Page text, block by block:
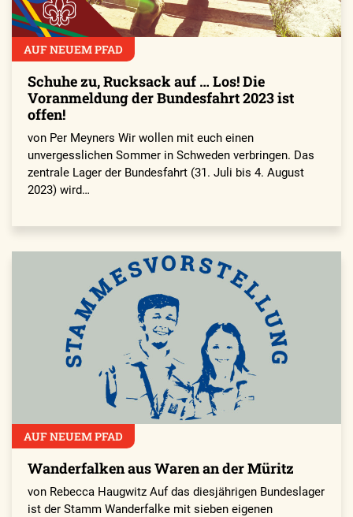
AUF NEUEM PFAD
Schuhe zu, Rucksack auf … Los! Die
Voranmeldung der Bundesfahrt 2023 ist
offen!
von Per Meyners Wir wollen mit euch einen
unvergesslichen Sommer in Schweden verbringen. Das
zentrale Lager der Bundesfahrt (31. Juli bis 4. August
2023) wird…
AUF NEUEM PFAD
Wanderfalken aus Waren an der Müritz
von Rebecca Haugwitz Auf das diesjährigen Bundeslager
ist der Stamm Wanderfalke mit sieben eigenen